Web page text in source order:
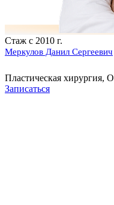
Стаж с 2010 г.
Меркулов Данил Сергеевич
Пластическая хирургия,
Записаться